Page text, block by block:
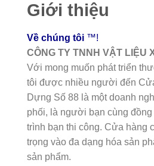
Giới thiệu
Về chúng tôi ™!
CÔNG TY TNNH VẬT LIỆU
Với mong muốn phát triển
tôi được nhiều người đến
Dựng Số 88 là một doanh
phối, là người bạn cùng
trình bạn thi công. Cửa hàng
trọng vào đa dạng hóa sản
sản phẩm.